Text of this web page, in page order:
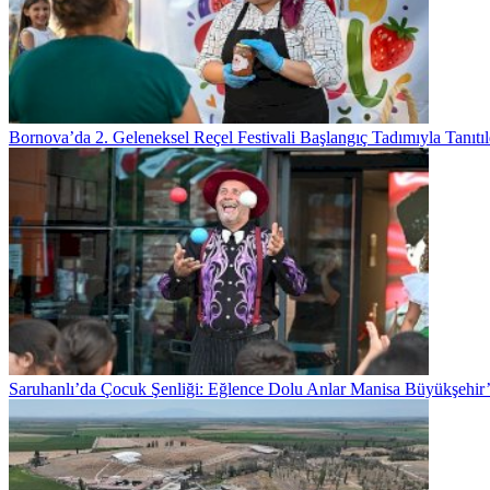
Bornova’da 2. Geleneksel Reçel Festivali Başlangıç Tadımıyla
Saruhanlı’da Çocuk Şenliği: Eğlence Dolu Anlar Manisa